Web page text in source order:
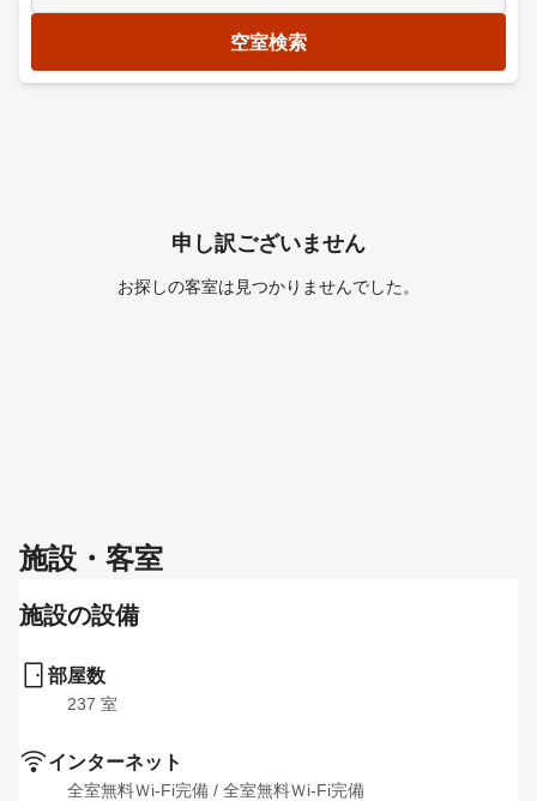
空室検索
申し訳ございません
お探しの客室は見つかりませんでした。
施設・客室
施設の設備
部屋数
237 室
インターネット
全室無料Ｗi-Fi完備 / 全室無料Ｗi-Fi完備